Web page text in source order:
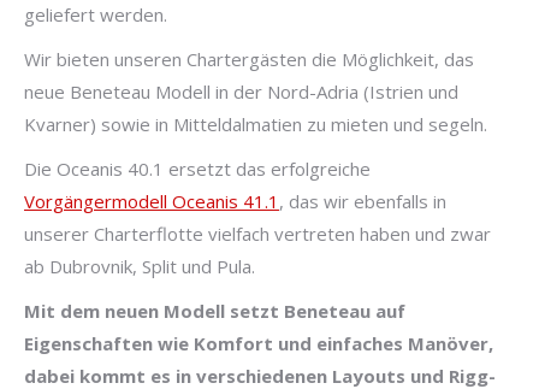
geliefert werden.
Wir bieten unseren Chartergästen die Möglichkeit, das
neue Beneteau Modell in der Nord-Adria (Istrien und
Kvarner) sowie in Mitteldalmatien zu mieten und segeln.
Die Oceanis 40.1 ersetzt das erfolgreiche
Vorgängermodell Oceanis 41.1 , das wir ebenfalls in
unserer Charterflotte vielfach vertreten haben und zwar
ab Dubrovnik, Split und Pula.
Mit dem neuen Modell setzt Beneteau auf
Eigenschaften wie Komfort und einfaches Manöver,
dabei kommt es in verschiedenen Layouts und Rigg-